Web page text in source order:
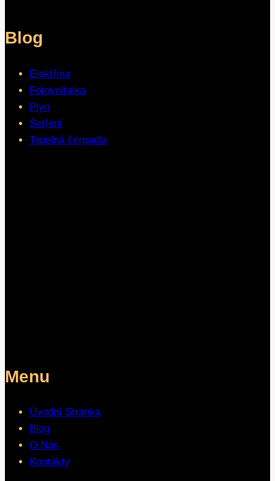
Blog
Elektřina
Fotovoltaika
Plyn
Šetření
Tepelná čerpadla
Menu
Úvodní Stránka
Blog
O Nás
Kontakty